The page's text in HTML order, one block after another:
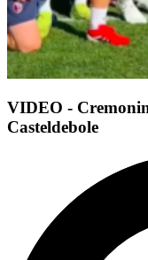
VIDEO -
Casteldebole